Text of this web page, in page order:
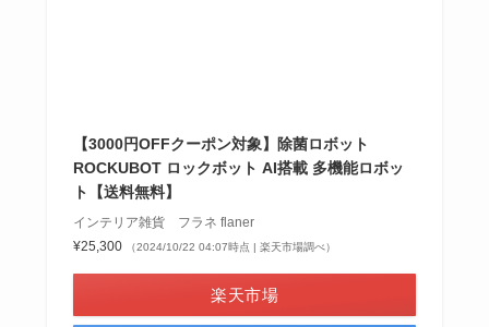
【3000円OFFクーポン対象】除菌ロボット
ROCKUBOT ロックボット AI搭載 多機能ロボッ
ト【送料無料】
インテリア雑貨 フラネ flaner
¥25,300
（2024/10/22 04:07時点 | 楽天市場調べ）
楽天市場